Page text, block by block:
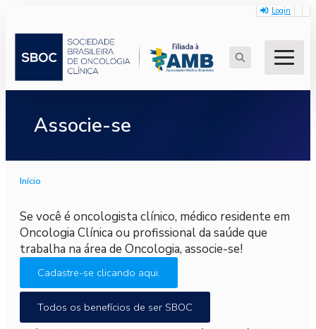
Login
for:
Associe-se
Início
Se você é oncologista clínico, médico residente em
Oncologia Clínica ou profissional da saúde que
trabalha na área de Oncologia, associe-se!
Cadastre-se clicando aqui.
Todos os benefícios de ser SBOC